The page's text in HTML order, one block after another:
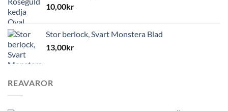
10,00kr
Stor berlock, Svart Monstera Blad
13,00kr
REAVAROR